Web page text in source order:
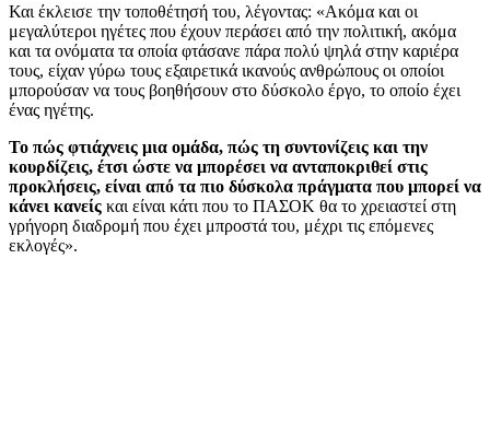
Και έκλεισε την τοποθέτησή του, λέγοντας: «Ακόμα και οι
μεγαλύτεροι ηγέτες που έχουν περάσει από την πολιτική, ακόμα
και τα ονόματα τα οποία φτάσανε πάρα πολύ ψηλά στην καριέρα
τους, είχαν γύρω τους εξαιρετικά ικανούς ανθρώπους οι οποίοι
μπορούσαν να τους βοηθήσουν στο δύσκολο έργο, το οποίο έχει
ένας ηγέτης.
Το πώς φτιάχνεις μια ομάδα, πώς τη συντονίζεις και την
κουρδίζεις, έτσι ώστε να μπορέσει να ανταποκριθεί στις
προκλήσεις, είναι από τα πιο δύσκολα πράγματα που μπορεί να
κάνει κανείς και είναι κάτι που το ΠΑΣΟΚ θα το χρειαστεί στη
γρήγορη διαδρομή που έχει μπροστά του, μέχρι τις επόμενες
εκλογές».